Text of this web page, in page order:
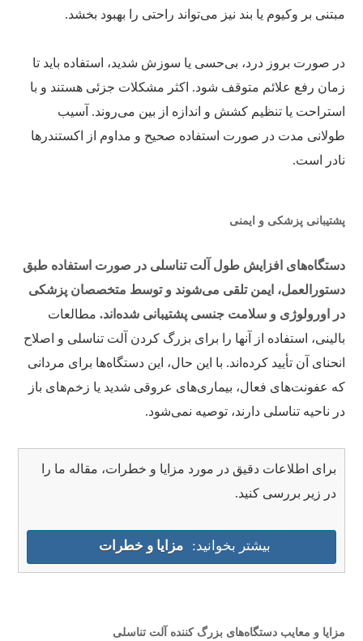
مبتنی بر وکیوم یا بند نیز می‌تواند راحتی را بهبود بخشد.
در صورت بروز درد، بی‌حسی یا سوزش شدید، استفاده باید تا
زمان رفع علائم متوقف شود. اکثر مشکلات جزئی هستند و با
استراحت یا تنظیم کشش و اندازه از بین می‌روند. آسیب
طولانی مدت در صورت استفاده صحیح و مداوم از اکستندرها
نادر است.
پشتیبانی پزشکی و ایمنی
دستگاه‌های افزایش طول آلت تناسلی در صورت استفاده طبق
دستورالعمل، ایمن تلقی می‌شوند و توسط متخصصان پزشکی
در اورولوژی و سلامت جنسی پشتیبانی شده‌اند. مطالعات
بالینی، استفاده از آنها را برای بزرگ کردن آلت تناسلی و اصلاح
انحنای آن تأیید کرده‌اند. با این حال، این دستگاه‌ها برای مردانی
که عفونت‌های فعال، بیماری‌های عروقی شدید یا زخم‌های باز
در ناحیه تناسلی دارند، توصیه نمی‌شود.
برای اطلاعات دقیق در مورد مزایا و خطرات، مقاله ما را
در زیر بررسی کنید.
بیشتر بخوانید: مزایا و خطرات
مزایا و معایب دستگاه‌های بزرگ کننده آلت تناسلی